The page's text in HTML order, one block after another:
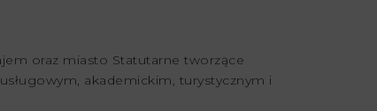
oraz miasto Statutarne tworzące
akademickim, turystycznym i